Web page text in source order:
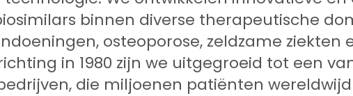
binnen diverse therapeutische
osteoporose, zeldzame ziekten
in 1980 zijn we uitgegroeid tot een
die miljoenen patiënten